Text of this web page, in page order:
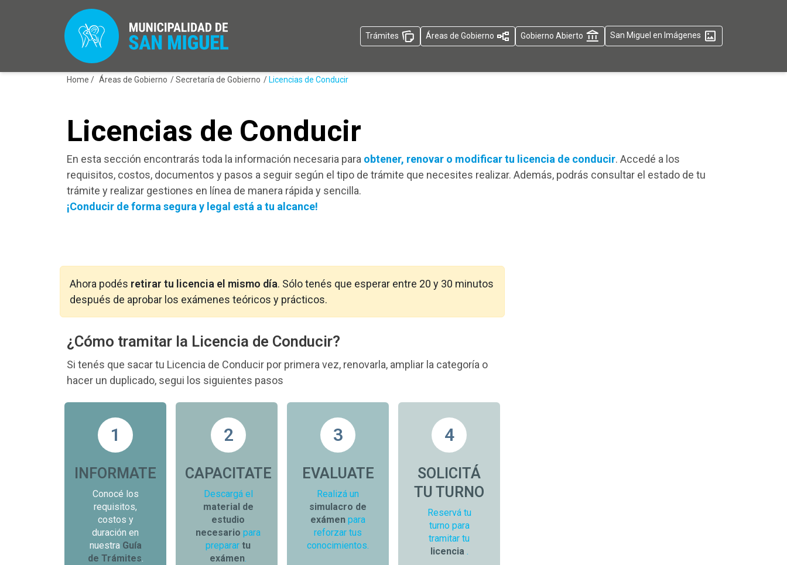
Trámites Áreas de Gobierno Gobierno Abierto San Miguel en Imágenes
Home / Áreas de Gobierno /Secretaría de Gobierno / Licencias de Conducir
Licencias de Conducir
En esta sección encontrarás toda la información necesaria para obtener, renovar o modificar tu licencia de conducir. Accedé a los
requisitos, costos, documentos y pasos a seguir según el tipo de trámite que necesites realizar. Además, podrás consultar el estado de tu
trámite y realizar gestiones en línea de manera rápida y sencilla.
¡Conducir de forma segura y legal está a tu alcance!
Ahora podés retirar tu licencia el mismo día. Sólo tenés que esperar entre 20 y 30 minutos
después de aprobar los exámenes teóricos y prácticos.
¿Cómo tramitar la Licencia de Conducir?
Si tenés que sacar tu Licencia de Conducir por primera vez, renovarla, ampliar la categoría o
hacer un duplicado, segui los siguientes pasos
1
INFORMATE
Conocé los
requisitos,
costos y
duración en
nuestra Guía
de Trámites.
2
CAPACITATE
Descargá el
material de
estudio
necesario para
preparar tu
exámen.
3
EVALUATE
Realizá un
simulacro de
exámen para
reforzar tus
conocimientos.
4
SOLICITÁ
TU TURNO
Reservá tu
turno para
tramitar tu
licencia .